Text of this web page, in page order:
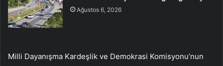
Ağustos 6, 2026
Milli Dayanışma Kardeşlik ve Demokrasi Komisyonu’nun